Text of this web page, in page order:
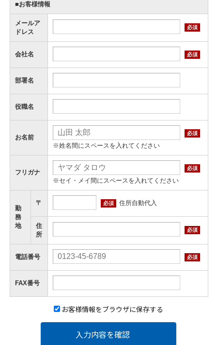
■お客様情報
メールア
ドレス
必須
会社名 必須
部署名
役職名
お名前
必須
※姓名間にスペースを入れてください
フリガナ
必須
※セイ・メイ間にスペースを入れてください
勤
務
地
〒 必須 住所自動代入
住
所
必須
電話番号 必須
FAX番号
お客様情報をブラウザに保存する
入力内容を確認